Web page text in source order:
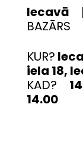
Iecavā
BAZĀRS
KUR?
iela 18,
KAD?
14.00